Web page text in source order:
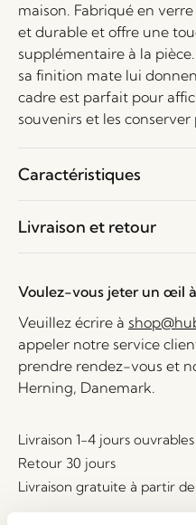
maison. Fabriqué en
et durable et offre une
supplémentaire à la
sa finition mate lui
cadre est parfait pour
souvenirs et les
Caractéristiques
Livraison et retour
Voulez-vous jeter un œil
Veuillez écrire à
appeler notre service
prendre rendez-vous et
Herning, Danemark.
Livraison 1-4 jours ouvrables
Retour 30 jours
Livraison gratuite à partir de